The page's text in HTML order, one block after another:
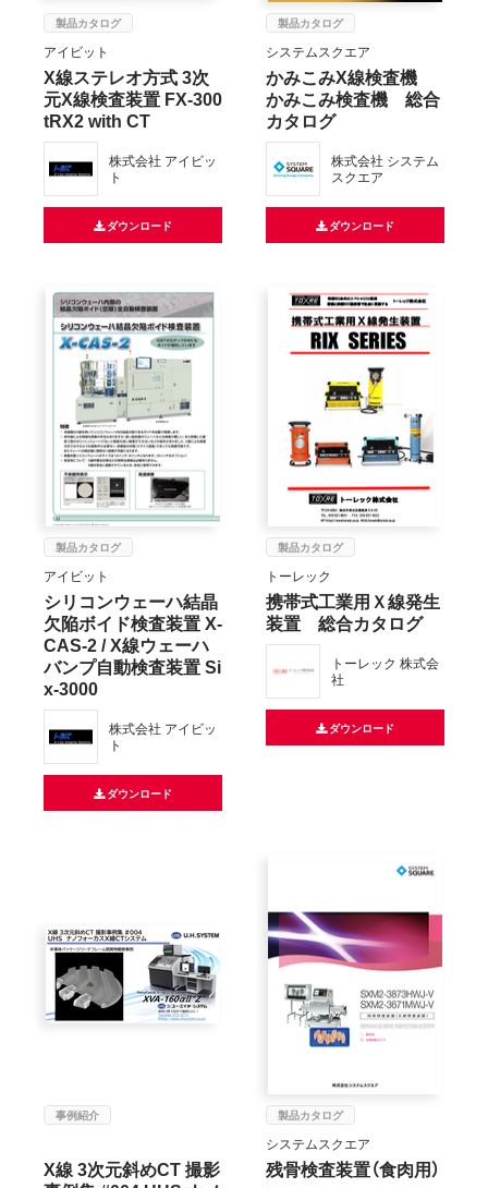
製品カタログ
アイビット
X線ステレオ方式 3次
元X線検査装置 FX-300
tRX2 with CT
株式会社 アイビッ
ト
ダウンロード
製品カタログ
システムスクエア
かみこみX線検査機
かみこみ検査機 総合
カタログ
株式会社 システム
スクエア
ダウンロード
製品カタログ
アイビット
シリコンウェーハ結晶
欠陥ボイド検査装置 X-
CAS-2 / X線ウェーハ
バンプ自動検査装置 Si
x-3000
株式会社 アイビッ
ト
ダウンロード
製品カタログ
トーレック
携帯式工業用Ｘ線発生
装置 総合カタログ
トーレック 株式会
社
ダウンロード
事例紹介
X線 3次元斜めCT 撮影
製品カタログ
システムスクエア
残骨検査装置（食肉用）